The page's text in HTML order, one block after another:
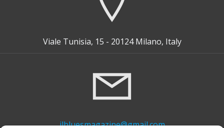
Viale Tunisia, 15 - 20124 Milano, Italy
ilbluesmagazine@gmail.com